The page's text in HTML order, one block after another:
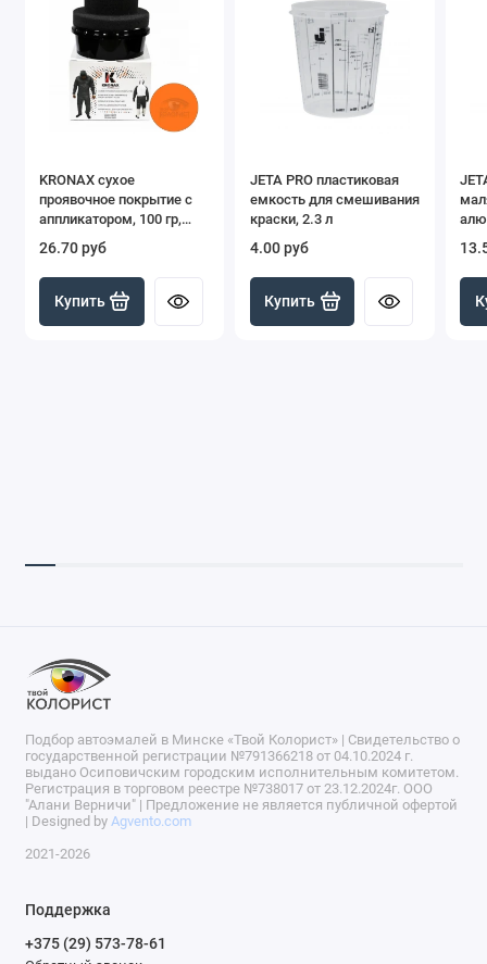
KRONAX сухое
проявочное покрытие с
аппликатором, 100 гр,
26.70 руб
Купить
JETA PRO пластиковая
емкость для смешивания
краски, 2.3 л
4.00 руб
Купить
Подбор автоэмалей в Минске «Твой Колорист» | Свидетельство о
государственной регистрации №791366218 от 04.10.2024 г.
выдано Осиповичским городским исполнительным комитетом.
Регистрация в торговом реестре №738017 от 23.12.2024г. ООО
"Алани Верничи" | Предложение не является публичной офертой
| Designed by Agvento.com
2021-2026
Поддержка
+375 (29) 573-78-61